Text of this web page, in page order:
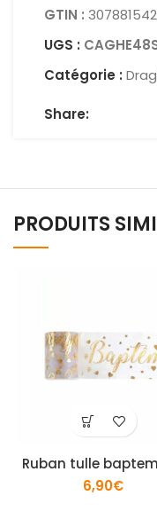
GTIN :
UGS :
Catégorie :
Share:
PRODUITS
Ruban tulle
6,90€